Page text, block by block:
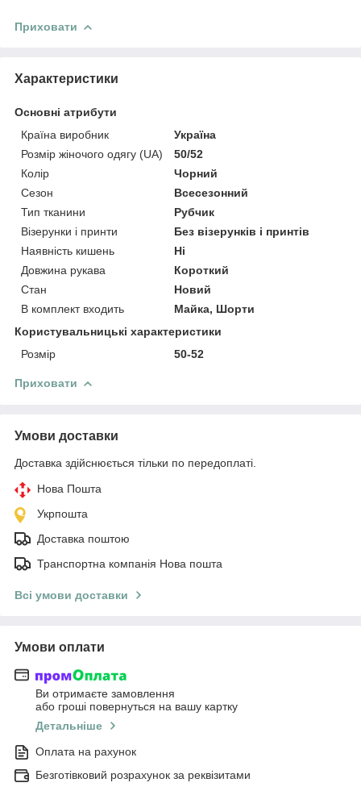
Приховати
Характеристики
Основні атрибути
Країна виробник
Україна
Розмір жіночого одягу (UA)
50/52
Колір
Чорний
Сезон
Всесезонний
Тип тканини
Рубчик
Візерунки і принти
Без візерунків і принтів
Наявність кишень
Ні
Довжина рукава
Короткий
Стан
Новий
В комплект входить
Майка, Шорти
Користувальницькі характеристики
Розмір
50-52
Приховати
Умови доставки
Доставка здійснюється тільки по передоплаті.
Нова Пошта
Укрпошта
Доставка поштою
Транспортна компанія Нова пошта
Всі умови доставки
Умови оплати
Ви отримаєте замовлення
або гроші повернуться на вашу картку
Детальніше
Оплата на рахунок
Безготівковий розрахунок за реквізитами